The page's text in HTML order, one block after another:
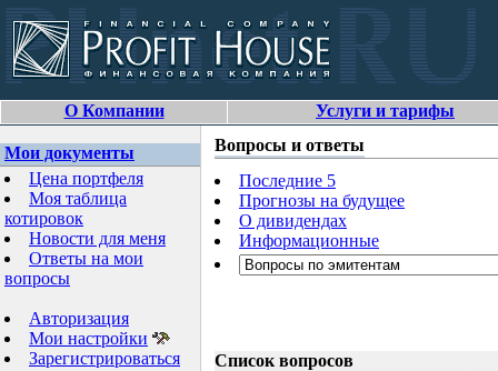
О Компании Услуги и тарифы
Мои документы
Цена портфеля
Моя таблица
котировок
Новости для меня
Ответы на мои
вопросы
Авторизация
Мои настройки
Зарегистрироваться
Вопросы и ответы
Последние 5
Прогнозы на будущее
О дивидендах
Информационные
Список вопросов